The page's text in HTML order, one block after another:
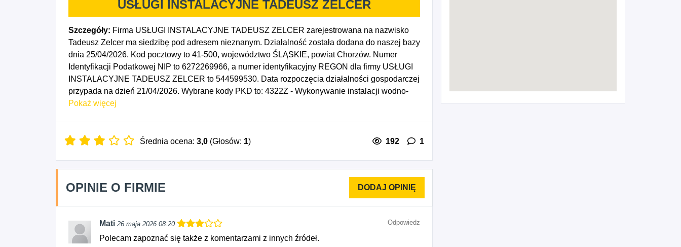
USŁUGI INSTALACYJNE TADEUSZ ZELCER
Szczegóły: Firma USŁUGI INSTALACYJNE TADEUSZ ZELCER zarejestrowana na nazwisko
Tadeusz Zelcer ma siedzibę pod adresem nieznanym. Działalność została dodana do naszej bazy
dnia 25/04/2026. Kod pocztowy to 41-500, województwo ŚLĄSKIE, powiat Chorzów. Numer
Identyfikacji Podatkowej NIP to 6272269966, a numer identyfikacyjny REGON dla firmy USŁUGI
INSTALACYJNE TADEUSZ ZELCER to 544599530. Data rozpoczęcia działalności gospodarczej
przypada na dzień 21/04/2026. Wybrane kody PKD to: 4322Z - Wykonywanie instalacji wodno-
kanalizacyjnych, cieplnych, gazowych i klimatyzacyjnych.
Pokaż więcej
Średnia ocena: 3,0 (Głosów: 1) 192 1
OPINIE O FIRMIE
Mati 26 maja 2026 08:20 Odpowiedz
Polecam zapoznać się także z komentarzami z innych źródeł.